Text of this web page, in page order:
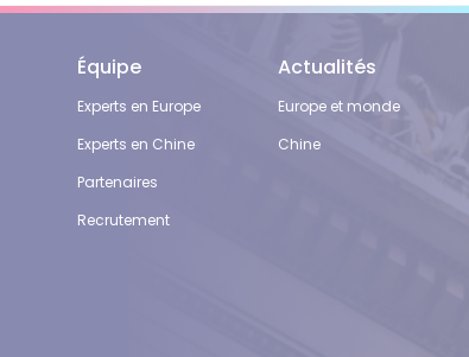
Équipe
Experts en Europe
Experts en Chine
Partenaires
Recrutement
Actualités
Europe et monde
Chine